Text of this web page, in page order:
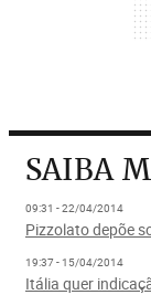
SAIBA
09:31 - 22/04/2014
Pizzolato depõe
19:37 - 15/04/2014
Itália quer